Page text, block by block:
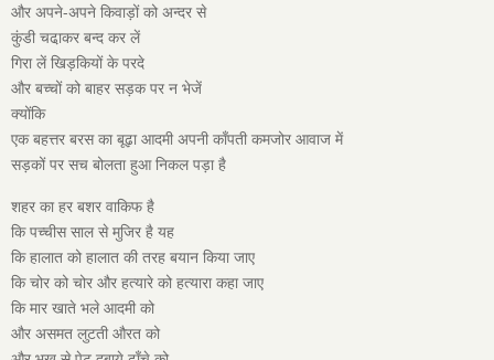
और अपने-अपने किवाड़ों को अन्दर से
कुंडी चढा़कर बन्द कर लें
गिरा लें खिड़कियों के परदे
और बच्चों को बाहर सड़क पर न भेजें
क्योंकि
एक बहत्तर बरस का बूढ़ा आदमी अपनी काँपती कमजोर आवाज में
सड़कों पर सच बोलता हुआ निकल पड़ा है
शहर का हर बशर वाकिफ है
कि पच्चीस साल से मुजिर है यह
कि हालात को हालात की तरह बयान किया जाए
कि चोर को चोर और हत्यारे को हत्यारा कहा जाए
कि मार खाते भले आदमी को
और असमत लुटती औरत को